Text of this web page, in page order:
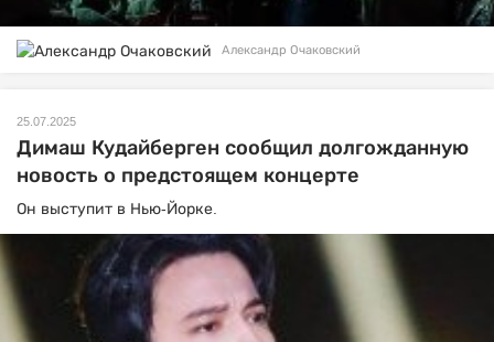
Александр Очаковский
25.07.2025
Димаш Кудайберген сообщил долгожданную
новость о предстоящем концерте
Он выступит в Нью-Йорке.